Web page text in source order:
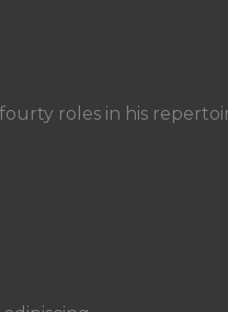
roles in his